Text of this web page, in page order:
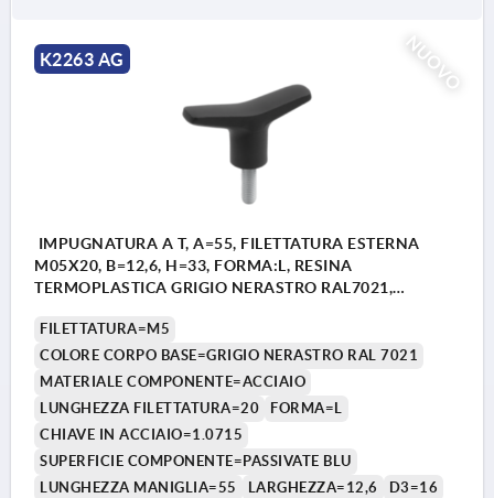
NUOVO
K2263 AG
IMPUGNATURA A T, A=55, FILETTATURA ESTERNA
M05X20, B=12,6, H=33, FORMA:L, RESINA
TERMOPLASTICA GRIGIO NERASTRO RAL7021,
FILETTATURA=M5
COLORE CORPO BASE=GRIGIO NERASTRO RAL 7021
MATERIALE COMPONENTE=ACCIAIO
LUNGHEZZA FILETTATURA=20
FORMA=L
CHIAVE IN ACCIAIO=1.0715
SUPERFICIE COMPONENTE=PASSIVATE BLU
LUNGHEZZA MANIGLIA=55
LARGHEZZA=12,6
D3=16